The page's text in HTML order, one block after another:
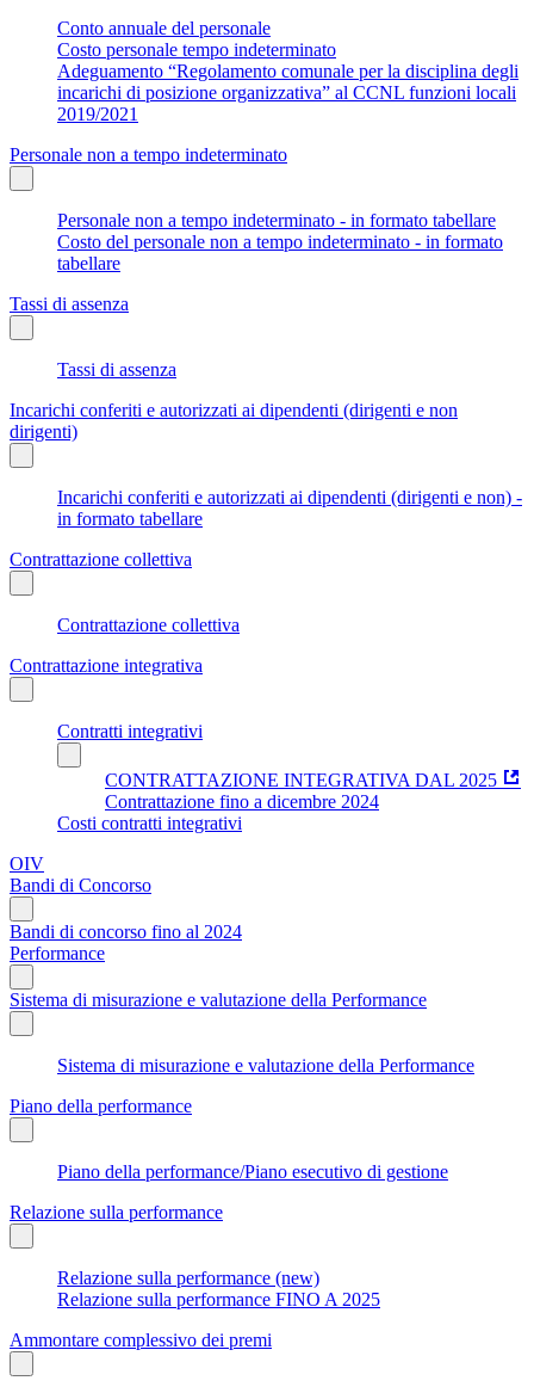
Conto annuale del personale
Costo personale tempo indeterminato
Adeguamento “Regolamento comunale per la disciplina degli
incarichi di posizione organizzativa” al CCNL funzioni locali
2019/2021
Personale non a tempo indeterminato
Personale non a tempo indeterminato - in formato tabellare
Costo del personale non a tempo indeterminato - in formato
tabellare
Tassi di assenza
Tassi di assenza
Incarichi conferiti e autorizzati ai dipendenti (dirigenti e non
dirigenti)
Incarichi conferiti e autorizzati ai dipendenti (dirigenti e non) -
in formato tabellare
Contrattazione collettiva
Contrattazione collettiva
Contrattazione integrativa
Contratti integrativi
CONTRATTAZIONE INTEGRATIVA DAL 2025
Contrattazione fino a dicembre 2024
Costi contratti integrativi
OIV
Bandi di Concorso
Bandi di concorso fino al 2024
Performance
Sistema di misurazione e valutazione della Performance
Sistema di misurazione e valutazione della Performance
Piano della performance
Piano della performance/Piano esecutivo di gestione
Relazione sulla performance
Relazione sulla performance (new)
Relazione sulla performance FINO A 2025
Ammontare complessivo dei premi